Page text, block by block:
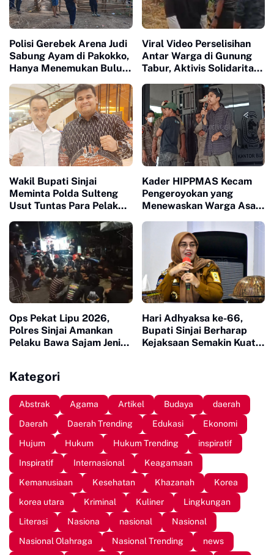
Polisi Gerebek Arena Judi
Sabung Ayam di Pakokko,
Hanya Menemukan Bulu
Ayam
Viral Video Perselisihan
Antar Warga di Gunung
Tabur, Aktivis Solidaritas
Kinerja Kepolisian
Wakil Bupati Sinjai
Meminta Polda Sulteng
Usut Tuntas Para Pelaku
Sinjai di Morowali
Kader HIPPMAS Kecam
Pengeroyokan yang
Menewaskan Warga Asal
Ops Pekat Lipu 2026,
Polres Sinjai Amankan
Pelaku Bawa Sajam Jenis
Hari Adhyaksa ke-66,
Bupati Sinjai Berharap
Kejaksaan Semakin Kuat
Kategori
Abstrak Agama Artikel Budaya
daerah
Daerah
Daerah Trending Edukasi
Ekonomi
Hujum
Hukum Hukum Trending
inspiratif
Inspiratif
Internasional
Keagamaan
Kemanusiaan
Kesehatan Khazanah
Korea
korea utara
Kriminal Kuliner
Lingkungan
Literasi
Nasiona nasional
Nasional
Nasional Olahraga
Nasional Trending
news